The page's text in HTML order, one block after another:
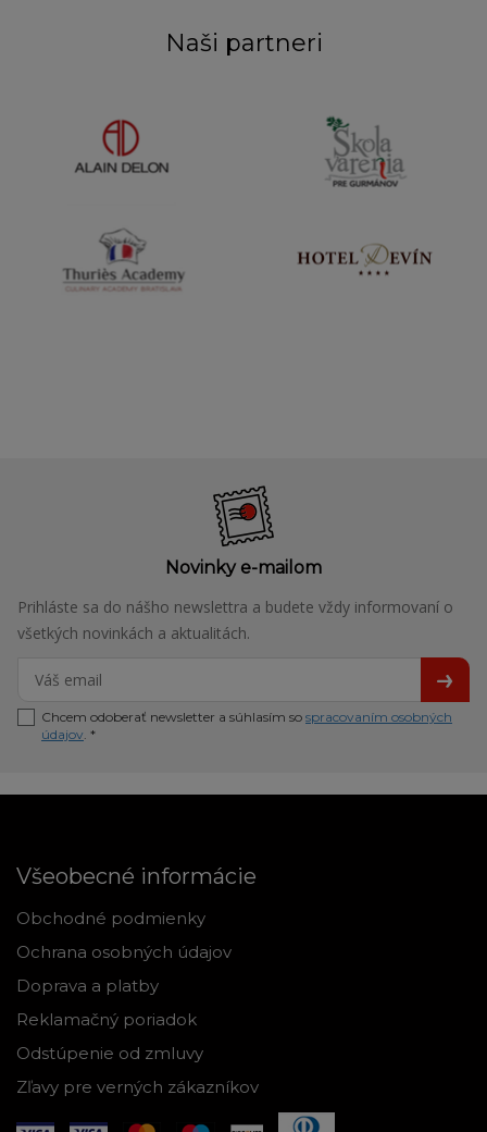
Naši partneri
Novinky e-mailom
Prihláste sa do nášho newslettra a budete vždy informovaní o
všetkých novinkách a aktualitách.
Chcem odoberať newsletter a súhlasím so spracovaním osobných
údajov. *
Všeobecné informácie
Obchodné podmienky
Ochrana osobných údajov
Doprava a platby
Reklamačný poriadok
Odstúpenie od zmluvy
Zľavy pre verných zákazníkov